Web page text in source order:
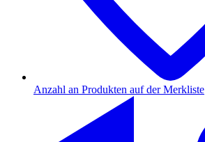
Anzahl an Produkten auf der Merkliste